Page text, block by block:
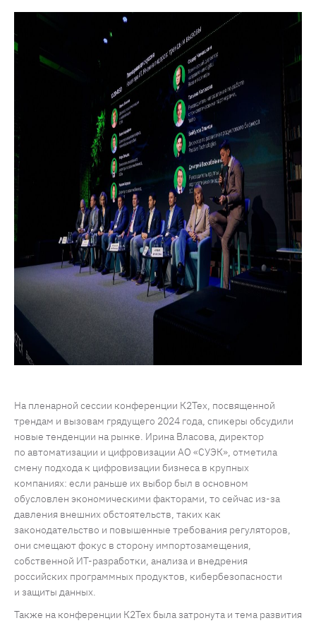
На пленарной сессии конференции К2Тех, посвященной
трендам и вызовам грядущего 2024 года, спикеры обсудили
новые тенденции на рынке. Ирина Власова, директор
по автоматизации и цифровизации АО «СУЭК», отметила
смену подхода к цифровизации бизнеса в крупных
компаниях: если раньше их выбор был в основном
обусловлен экономическими факторами, то сейчас из-за
давления внешних обстоятельств, таких как
законодательство и повышенные требования регуляторов,
они смещают фокус в сторону импортозамещения,
собственной ИТ-разработки, анализа и внедрения
российских программных продуктов, кибербезопасности
и защиты данных.
Также на конференции К2Тех была затронута и тема развития